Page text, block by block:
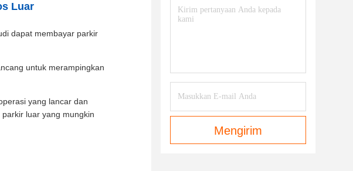
Luar
dapat membayar parkir
untuk merampingkan
yang lancar dan
luar yang mungkin
Mengirim